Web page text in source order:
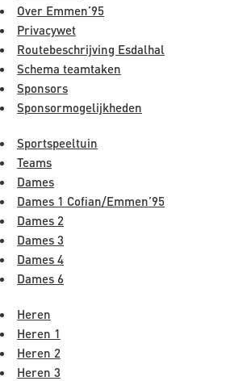
Over Emmen’95
Privacywet
Routebeschrijving Esdalhal
Schema teamtaken
Sponsors
Sponsormogelijkheden
Sportspeeltuin
Teams
Dames
Dames 1 Cofian/Emmen’95
Dames 2
Dames 3
Dames 4
Dames 6
Heren
Heren 1
Heren 2
Heren 3